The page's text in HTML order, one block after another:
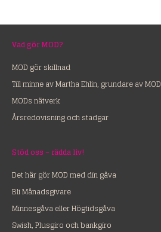
Vad gör MOD?
MOD gör skillnad
Till minne av Martha Ehlin, grundare av MOD
MODs nätverk
Årsredovisning och stadgar
Stöd oss – rädda liv!
Det här gör MOD med din gåva
Bli Månadsgivare
Minnesgåva eller Högtidsgåva
Swish, Plusgiro och bankgiro